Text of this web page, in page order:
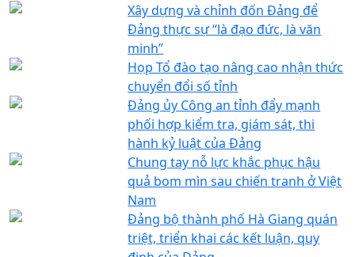
Xây dựng và chỉnh đốn Đảng để
Đảng thực sự “là đạo đức, là văn
minh”
Họp Tổ đào tạo nâng cao nhận thức
chuyển đổi số tỉnh
Đảng ủy Công an tỉnh đẩy mạnh
phối hợp kiểm tra, giám sát, thi
hành kỷ luật của Đảng
Chung tay nỗ lực khắc phục hậu
quả bom mìn sau chiến tranh ở Việt
Nam
Đảng bộ thành phố Hà Giang quán
triệt, triển khai các kết luận, quy